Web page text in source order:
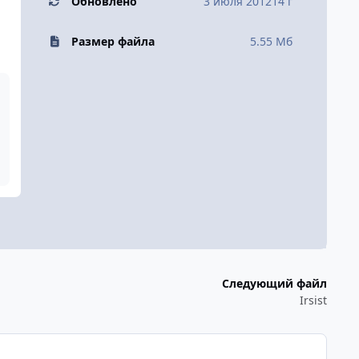
Размер файла 5.55 Мб
Следующий файл
Irsist